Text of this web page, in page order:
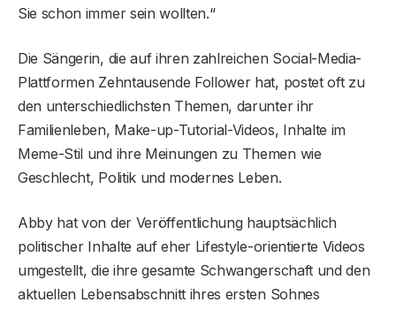
Sie schon immer sein wollten.“
Die Sängerin, die auf ihren zahlreichen Social-Media-
Plattformen Zehntausende Follower hat, postet oft zu
den unterschiedlichsten Themen, darunter ihr
Familienleben, Make-up-Tutorial-Videos, Inhalte im
Meme-Stil und ihre Meinungen zu Themen wie
Geschlecht, Politik und modernes Leben.
Abby hat von der Veröffentlichung hauptsächlich
politischer Inhalte auf eher Lifestyle-orientierte Videos
umgestellt, die ihre gesamte Schwangerschaft und den
aktuellen Lebensabschnitt ihres ersten Sohnes